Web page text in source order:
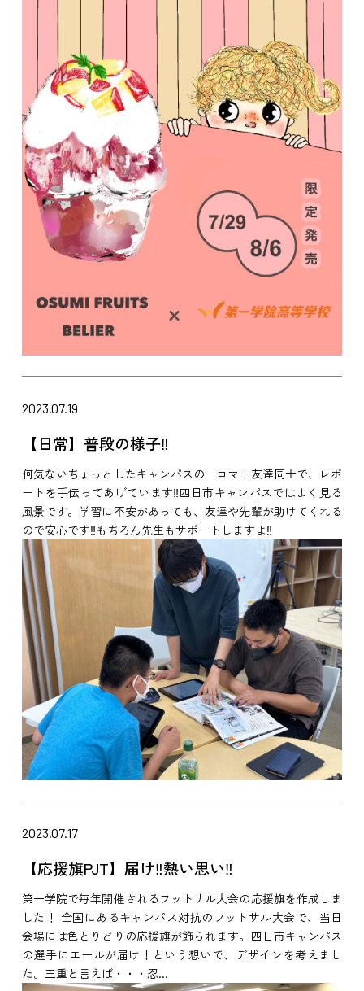
2023.07.19
【日常】普段の様子‼
何気ないちょっとしたキャンパスの一コマ！友達同士で、レポ
ートを手伝ってあげています‼四日市キャンパスではよく見る
風景です。学習に不安があっても、友達や先輩が助けてくれる
ので安心です‼もちろん先生もサポートしますよ‼
2023.07.17
【応援旗PJT】届け‼熱い思い‼
第一学院で毎年開催されるフットサル大会の応援旗を作成しま
した！ 全国にあるキャンパス対抗のフットサル大会で、当日
会場には色とりどりの応援旗が飾られます。四日市キャンパス
の選手にエールが届け！という想いで、デザインを考えまし
た。三重と言えば・・・忍...